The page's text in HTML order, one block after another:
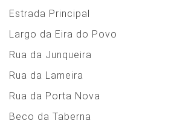
Estrada Principal
Largo da Eira do Povo
Rua da Junqueira
Rua da Lameira
Rua da Porta Nova
Beco da Taberna